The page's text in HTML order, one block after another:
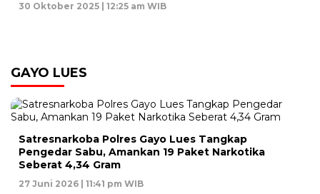
30 Oktober 2025 | 12:25 am WIB
GAYO LUES
Satresnarkoba Polres Gayo Lues Tangkap
Pengedar Sabu, Amankan 19 Paket Narkotika
Seberat 4,34 Gram
27 Juni 2026 | 11:41 pm WIB